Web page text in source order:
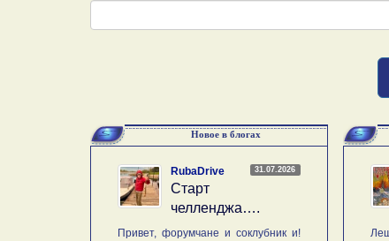
Новое в блогах
31.07.2026
RubaDrive
Старт
челленджа….
Привет, форумчане и соклубник и!